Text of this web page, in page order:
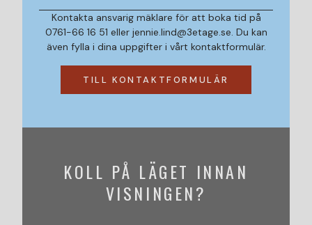
KOLL PÅ LÄGET INNAN
VISNINGEN?
Kontakta ansvarig mäklare för att boka tid på
0761-66 16 51 eller jennie.lind@3etage.se. Du kan
även fylla i dina uppgifter i vårt kontaktformulär.
TILL KONTAKTFORMULÄR